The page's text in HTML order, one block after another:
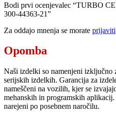
Bodi prvi ocenjevalec “TURBO
300-44363-21”
Za oddajo mnenja se morate prijaviti
Opomba
Naši izdelki so namenjeni izključno
serijskih izdelkih. Garancija za
nameščeni na vozilih, kjer se
mehanskih in programskih
narejeni po posebnem naročilu.